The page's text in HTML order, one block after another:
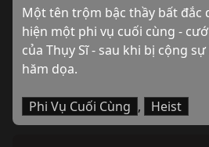
Một tên trộm bậc thầy bất đắc
hiện một phi vụ cuối cùng -
của Thụy Sĩ - sau khi bị cộng
hăm dọa.
Phi Vụ Cuối Cùng , Heist